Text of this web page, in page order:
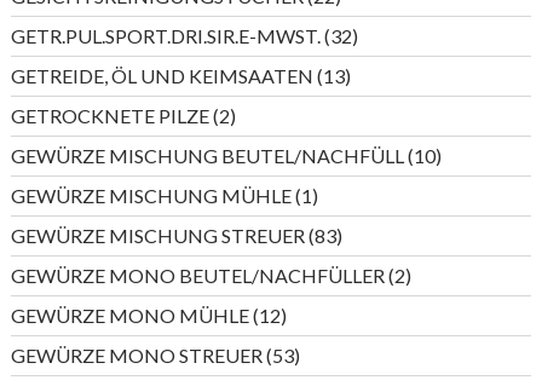
Produkte
GETR.PUL.SPORT.DRI.SIR.E-MWST. 3232
Produkte
GETREIDE, ÖL UND KEIMSAATEN 1313
Produkte
GETROCKNETE PILZE 22
Produkte
GEWÜRZE MISCHUNG BEUTEL/NACHFÜLL 1010
Produkte
GEWÜRZE MISCHUNG MÜHLE 11
Produkt
GEWÜRZE MISCHUNG STREUER 8383
Produkte
GEWÜRZE MONO BEUTEL/NACHFÜLLER 22
Produkte
GEWÜRZE MONO MÜHLE 1212
Produkte
GEWÜRZE MONO STREUER 5353
Produkte